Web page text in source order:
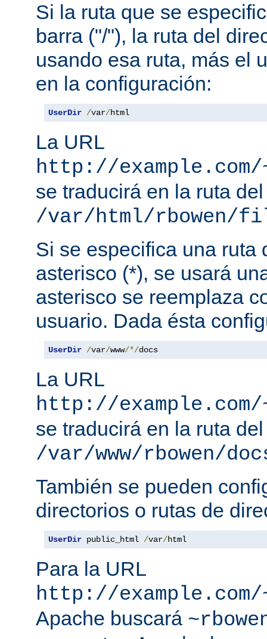
Si la ruta que se
barra ("/"), la ruta del
usando esa ruta, más el
en la configuración:
UserDir /var/html
La URL
http://
se traducirá en la ruta
/var/html/rbowen/
Si se especifica una ruta
asterisco (*), se usará
asterisco se reemplaza
usuario. Dada ésta
UserDir /var/www/*/docs
La URL
http://
se traducirá en la ruta
/var/www/rbowen/
También se pueden
directorios o rutas de
UserDir public_html /var/html
Para la URL
http://
Apache buscará